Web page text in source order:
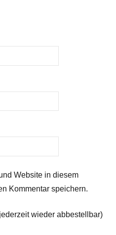
Website in diesem
Kommentar speichern.
wieder abbestellbar)